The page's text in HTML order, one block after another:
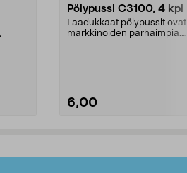
Pölypussi C3100, 4 kpl
Laadukkaat pölypussit ovat
markkinoiden parhaimpia.
6,00